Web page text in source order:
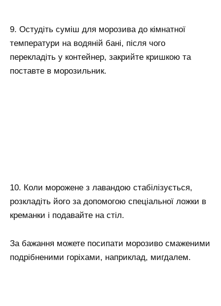
9. Остудіть суміш для морозива до кімнатної
температури на водяній бані, після чого
перекладіть у контейнер, закрийте кришкою та
поставте в морозильник.
10. Коли морожене з лавандою стабілізується,
розкладіть його за допомогою спеціальної ложки в
креманки і подавайте на стіл.
За бажання можете посипати морозиво смаженими
подрібненими горіхами, наприклад, мигдалем.